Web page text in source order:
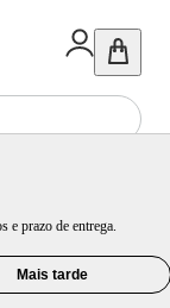
e prazo de entrega.
Mais tarde